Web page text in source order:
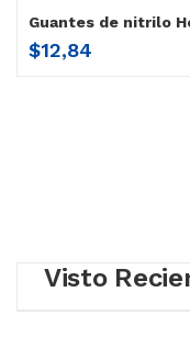
$12,84
Visto